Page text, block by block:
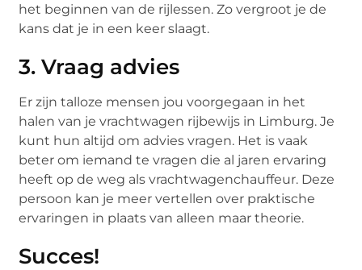
het beginnen van de rijlessen. Zo vergroot je de
kans dat je in een keer slaagt.
3. Vraag advies
Er zijn talloze mensen jou voorgegaan in het
halen van je vrachtwagen rijbewijs in Limburg. Je
kunt hun altijd om advies vragen. Het is vaak
beter om iemand te vragen die al jaren ervaring
heeft op de weg als vrachtwagenchauffeur. Deze
persoon kan je meer vertellen over praktische
ervaringen in plaats van alleen maar theorie.
Succes!